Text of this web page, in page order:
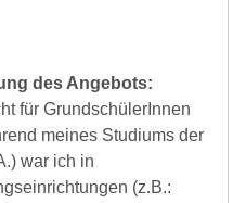
des Angebots:
für GrundschülerInnen
meines Studiums der
war ich in
(z.B.: